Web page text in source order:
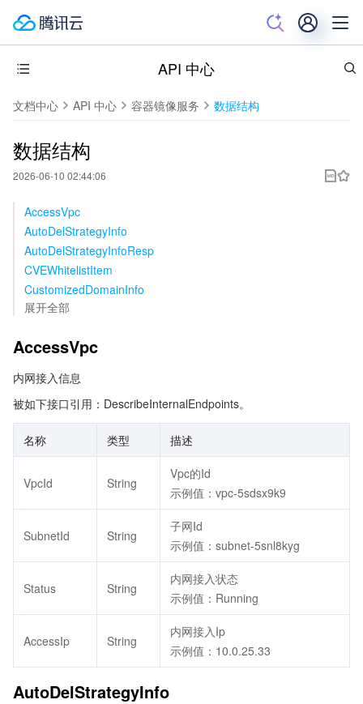
API 中心
文档中心 API 中心 容器镜像服务 数据结构
数据结构
2026-06-10 02:44:06
AccessVpc
AutoDelStrategyInfo
AutoDelStrategyInfoResp
CVEWhitelistItem
CustomizedDomainInfo
展开全部
AccessVpc
内网接入信息
被如下接口引用：DescribeInternalEndpoints。
名称 类型 描述
VpcId String
Vpc的Id
示例值：vpc-5sdsx9k9
SubnetId String
子网Id
示例值：subnet-5snl8kyg
Status String
内网接入状态
示例值：Running
AccessIp String
内网接入Ip
示例值：10.0.25.33
AutoDelStrategyInfo